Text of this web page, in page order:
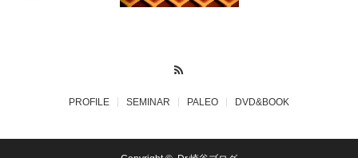
PROFILE SEMINAR PALEO DVD&BOOK